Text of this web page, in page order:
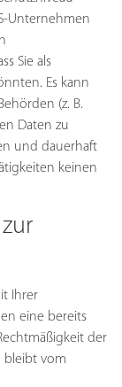
Unternehmen
Sie als
Es kann
(z. B.
Daten zu
und dauerhaft
keinen
Ihrer
eine bereits
der
bleibt vom